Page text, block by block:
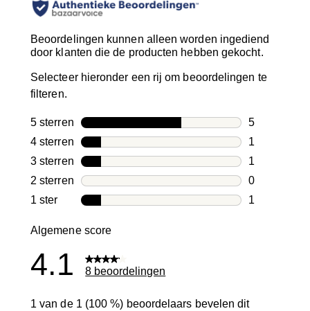
Beoordelingen kunnen alleen worden ingediend
door klanten die de producten hebben gekocht.
Selecteer hieronder een rij om beoordelingen te
filteren.
5 sterren sterren
5
5
4 sterren sterren
1
1
3 sterren sterren
1
1
2 sterren sterren
0
0
1 ster sterren
1
Algemene score
4.1 8 beoordelingen
1 van de 1 (100 %) beoordelaars bevelen dit